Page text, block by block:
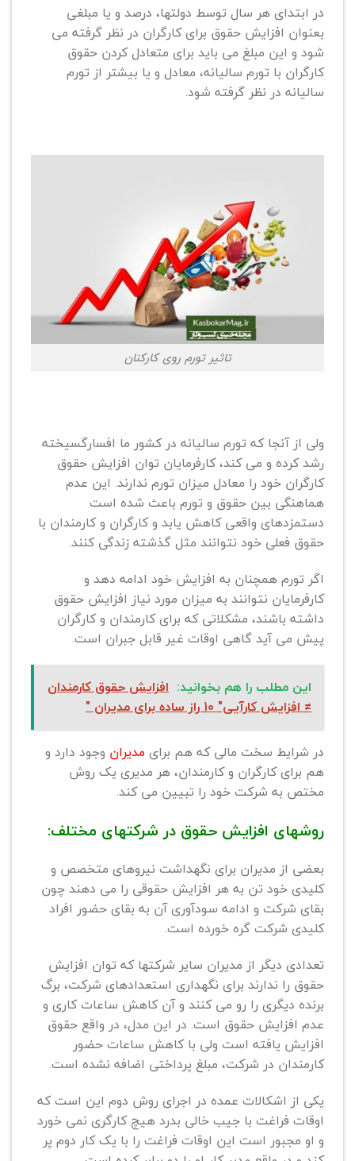
در ابتدای هر سال توسط دولتها، درصد و یا مبلغی
بعنوان افزایش حقوق برای کارگران در نظر گرفته می
شود و این مبلغ می باید برای متعادل کردن حقوق
کارگران با تورم سالیانه، معادل و یا بیشتر از تورم
سالیانه در نظر گرفته شود.
تاثیر تورم روی کارکنان
ولی از آنجا که تورم سالیانه در کشور ما افسارگسیخته
رشد کرده و می کند، کارفرمایان توان افزایش حقوق
کارگران خود را معادل میزان تورم ندارند. این عدم
هماهنگی بین حقوق و تورم باعث شده است
دستمزدهای واقعی کاهش یابد و کارگران و کارمندان با
حقوق فعلی خود نتوانند مثل گذشته زندگی کنند.
اگر تورم همچنان به افزایش خود ادامه دهد و
کارفرمایان نتوانند به میزان مورد نیاز افزایش حقوق
داشته باشند، مشکلاتی که برای کارمندان و کارگران
پیش می آید گاهی اوقات غیر قابل جبران است.
این مطلب را هم بخوانید: افزایش حقوق کارمندان
≠ افزایش کارآیی" 10 راز ساده برای مدیران "
در شرایط سخت مالی که هم برای مدیران وجود دارد و
هم برای کارگران و کارمندان، هر مدیری یک روش
مختص به شرکت خود را تبیین می کند.
روشهای افزایش حقوق در شرکتهای مختلف:
بعضی از مدیران برای نگهداشت نیروهای متخصص و
کلیدی خود تن به هر افزایش حقوقی را می دهند چون
بقای شرکت و ادامه سودآوری آن به بقای حضور افراد
کلیدی شرکت گره خورده است.
تعدادی دیگر از مدیران سایر شرکتها که توان افزایش
حقوق را ندارند برای نگهداری استعدادهای شرکت، برگ
برنده دیگری را رو می کنند و آن کاهش ساعات کاری و
عدم افزایش حقوق است. در این مدل، در واقع حقوق
افزایش یافته است ولی با کاهش ساعات حضور
کارمندان در شرکت، مبلغ پرداختی اضافه نشده است.
یکی از اشکالات عمده در اجرای روش دوم این است که
اوقات فراغت با جیب خالی بدرد هیچ کارگری نمی خورد
و او مجبور است این اوقات فراغت را با یک کار دوم پر